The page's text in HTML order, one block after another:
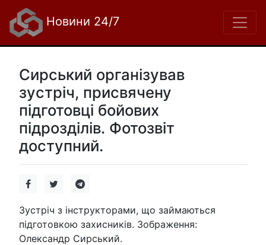
Новини 24/7
Сирський організував
зустріч, присвячену
підготовці бойових
підрозділів. Фотозвіт
доступний.
Зустріч з інструкторами, що займаються
підготовкою захисників. Зображення:
Олександр Сирський.